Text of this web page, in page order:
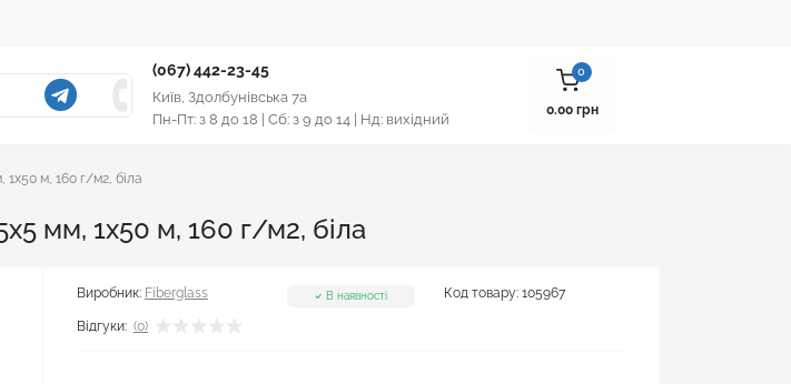
(067) 442-23-45
Київ, Здолбунівська 7а
Пн-Пт: з 8 до 18 | Сб: з 9 до 14 | Нд: вихідний
0
0.00 грн
м, 160 г/м2, біла
мм, 1x50 м, 160 г/м2, біла
Виробник: Fiberglass Код товару: 105967
Відгуки: (0)
В наявності